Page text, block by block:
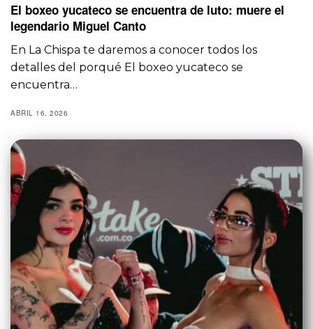
El boxeo yucateco se encuentra de luto: muere el
legendario Miguel Canto
En La Chispa te daremos a conocer todos los
detalles del porqué El boxeo yucateco se
encuentra…
ABRIL 16, 2026